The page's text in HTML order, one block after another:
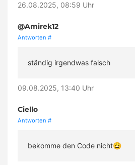
26.08.2025, 08:59 Uhr
@Amirek12
Antworten #
ständig irgendwas falsch
09.08.2025, 13:40 Uhr
Ciello
Antworten #
bekomme den Code nicht😩